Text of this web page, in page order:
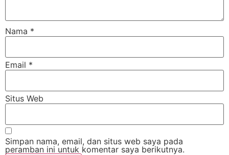
Nama *
Email *
Situs Web
Simpan nama, email, dan situs web saya pada
peramban ini untuk komentar saya berikutnya.